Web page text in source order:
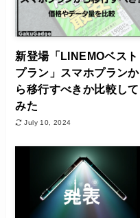
新登場「LINEMOベスト
プラン」スマホプランか
ら移行すべきか比較して
みた
July 10, 2024